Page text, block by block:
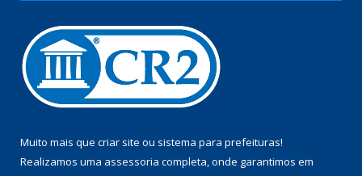
Muito mais que criar site ou sistema para prefeituras!
Realizamos uma assessoria completa, onde garantimos em